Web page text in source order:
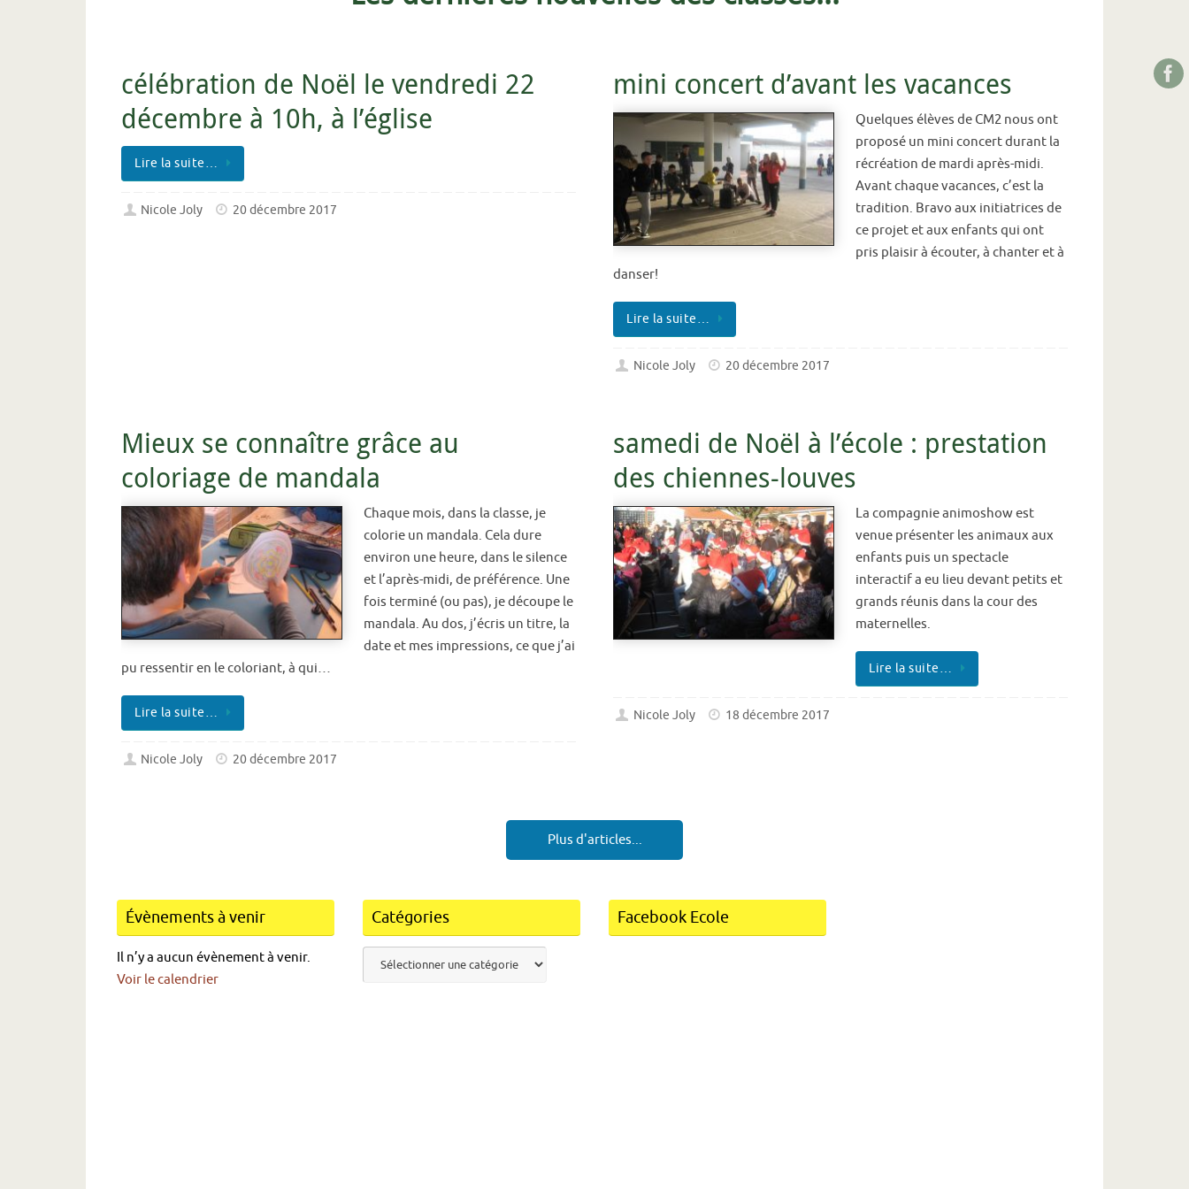
célébration de Noël le vendredi 22
décembre à 10h, à l’église
Lire la suite…
Nicole Joly 20 décembre 2017
mini concert d’avant les vacances
Quelques élèves de CM2 nous ont
proposé un mini concert durant la
récréation de mardi après-midi.
Avant chaque vacances, c’est la
tradition. Bravo aux initiatrices de
ce projet et aux enfants qui ont
pris plaisir à écouter, à chanter et à
danser!
Lire la suite…
Nicole Joly 20 décembre 2017
Mieux se connaître grâce au
coloriage de mandala
Chaque mois, dans la classe, je
colorie un mandala. Cela dure
environ une heure, dans le silence
et l’après-midi, de préférence. Une
fois terminé (ou pas), je découpe le
mandala. Au dos, j’écris un titre, la
date et mes impressions, ce que j’ai
pu ressentir en le coloriant, à qui…
Lire la suite…
Nicole Joly 20 décembre 2017
samedi de Noël à l’école : prestation
des chiennes-louves
La compagnie animoshow est
venue présenter les animaux aux
enfants puis un spectacle
interactif a eu lieu devant petits et
grands réunis dans la cour des
maternelles.
Lire la suite…
Nicole Joly 18 décembre 2017
Plus d'articles...
Évènements à venir
Il n’y a aucun évènement à venir.
Voir le calendrier
Catégories
Catégories
Facebook Ecole